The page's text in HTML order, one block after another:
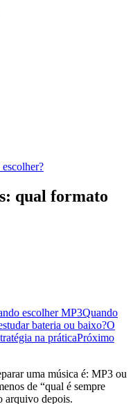
qual formato
escolher MP3Quando
bateria ou baixo?O
na práticaPróximo
uma música é: MP3 ou
de “qual é sempre
arquivo depois.